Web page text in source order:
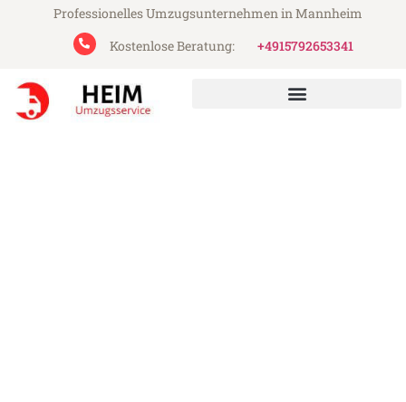
Professionelles Umzugsunternehmen in Mannheim
Kostenlose Beratung:
+4915792653341